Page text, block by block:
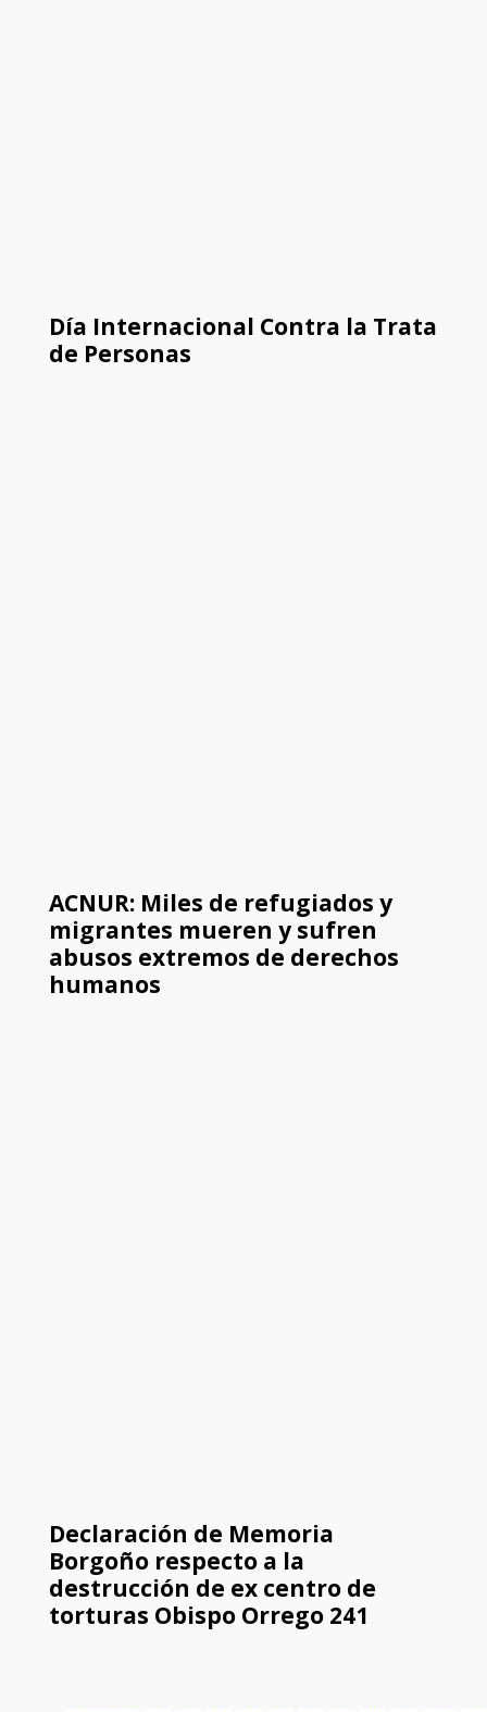
Día Internacional Contra la Trata
de Personas
ACNUR: Miles de refugiados y
migrantes mueren y sufren
abusos extremos de derechos
humanos
Declaración de Memoria
Borgoño respecto a la
destrucción de ex centro de
torturas Obispo Orrego 241